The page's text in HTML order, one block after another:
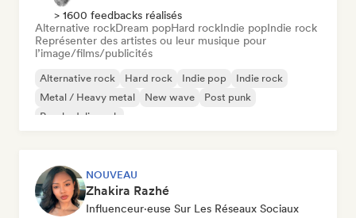
> 1600 feedbacks réalisés
Alternative rockDream popHard rockIndie popIndie rock
Représenter des artistes ou leur musique pour
l’image/films/publicités
Alternative rock Hard rock Indie pop
Indie rock
Metal / Heavy metal
New wave
Post punk
Psychedelic rock
NOUVEAU
Zhakira Razhé
Influenceur·euse Sur Les Réseaux Sociaux